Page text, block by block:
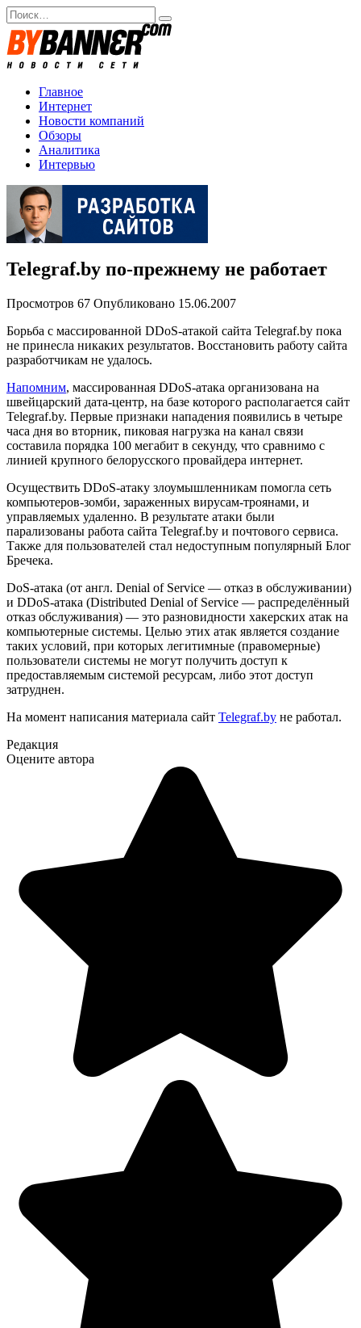
Перейти
к
содержанию
Search
for:
Главное
Интернет
Новости компаний
Обзоры
Аналитика
Интервью
Telegraf.by по-прежнему не работает
Просмотров 67 Опубликовано 15.06.2007
Борьба с массированной DDoS-атакой сайта Telegraf.by пока
не принесла никаких результатов. Восстановить работу сайта
разработчикам не удалось.
Напомним, массированная DDoS-атака организована на
швейцарский дата-центр, на базе которого располагается сайт
Telegraf.by. Первые признаки нападения появились в четыре
часа дня во вторник, пиковая нагрузка на канал связи
составила порядка 100 мегабит в секунду, что сравнимо с
линией крупного белорусского провайдера интернет.
Осуществить DDoS-атаку злоумышленникам помогла сеть
компьютеров-зомби, зараженных вирусам-троянами, и
управляемых удаленно. В результате атаки были
парализованы работа сайта Telegraf.by и почтового сервиса.
Также для пользователей стал недоступным популярный Блог
Бречека.
DoS-атака (от англ. Denial of Service — отказ в обслуживании)
и DDoS-атака (Distributed Denial of Service — распределённый
отказ обслуживания) — это разновидности хакерских атак на
компьютерные системы. Целью этих атак является создание
таких условий, при которых легитимные (правомерные)
пользователи системы не могут получить доступ к
предоставляемым системой ресурсам, либо этот доступ
затруднен.
На момент написания материала сайт Telegraf.by не работал.
Редакция
Оцените автора